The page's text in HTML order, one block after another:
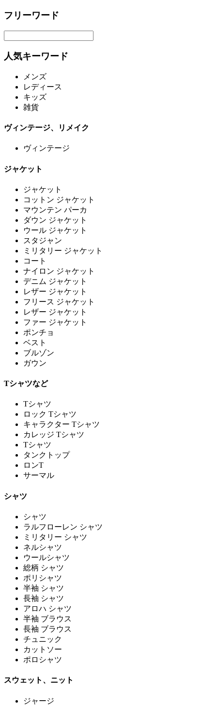
フリーワード
人気キーワード
メンズ
レディース
キッズ
雑貨
ヴィンテージ、リメイク
ヴィンテージ
ジャケット
ジャケット
コットン ジャケット
マウンテン パーカ
ダウン ジャケット
ウール ジャケット
スタジャン
ミリタリー ジャケット
コート
ナイロン ジャケット
デニム ジャケット
レザー ジャケット
フリース ジャケット
レザー ジャケット
ファー ジャケット
ポンチョ
ベスト
ブルゾン
ガウン
Tシャツなど
Tシャツ
ロック Tシャツ
キャラクター Tシャツ
カレッジ Tシャツ
Tシャツ
タンクトップ
ロンT
サーマル
シャツ
シャツ
ラルフローレン シャツ
ミリタリー シャツ
ネルシャツ
ウールシャツ
総柄 シャツ
ポリシャツ
半袖 シャツ
長袖 シャツ
アロハ シャツ
半袖 ブラウス
長袖 ブラウス
チュニック
カットソー
ポロシャツ
スウェット、ニット
ジャージ